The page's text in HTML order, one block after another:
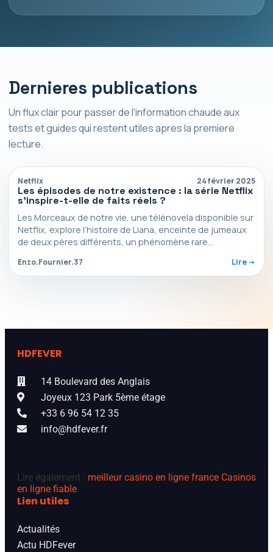
Dernieres publications
Un flux clair pour passer de l'information chaude aux
tests et guides qui restent utiles apres la premiere
lecture.
Netflix 24 février 2025
Les épisodes de notre existence : la série Netflix
s’inspire-t-elle de faits réels ?
Les Morceaux de notre vie, une télénovela disponible sur
Netflix, explore l’histoire de Liana, enceinte de jumeaux
de deux pères différents, un phénomène rare…
Enzo.Fournier.37 Lire ->
HDFEVER
14 Boulevard des Anglais
Joyeux 123 Park 5ème étage
+33 6 96 54 12 35
info@hdfever.fr
Lire également : meilleur casino en ligne france Casinos
en ligne fiable
Lien utiles
Actualités
Actu HDFever